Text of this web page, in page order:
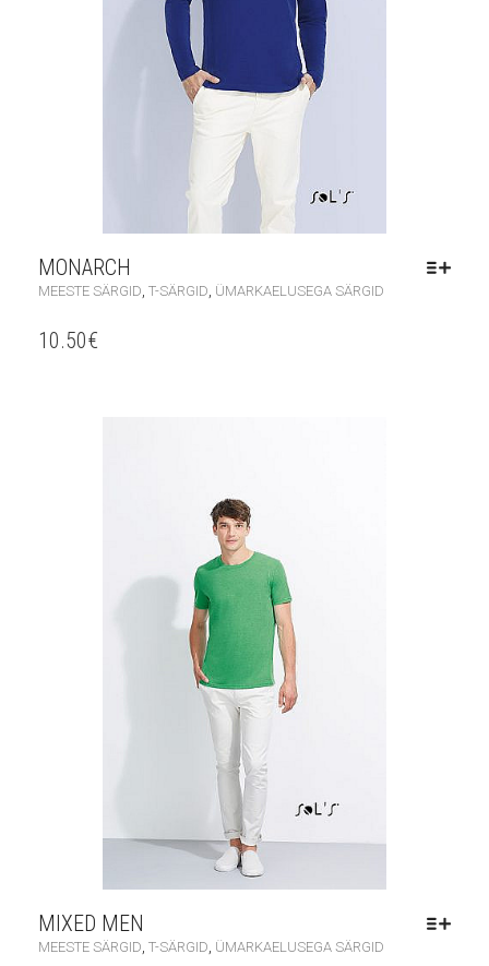
MONARCH
MEESTE SÄRGID T-SÄRGID ÜMARKAELUSEGA SÄRGID
10.50€
MIXED MEN
MEESTE SÄRGID T-SÄRGID ÜMARKAELUSEGA SÄRGID